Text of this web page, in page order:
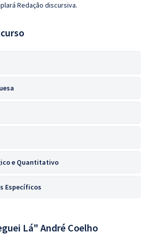
Redação discursiva.
e Quantitativo
Específicos
Lá" André Coelho